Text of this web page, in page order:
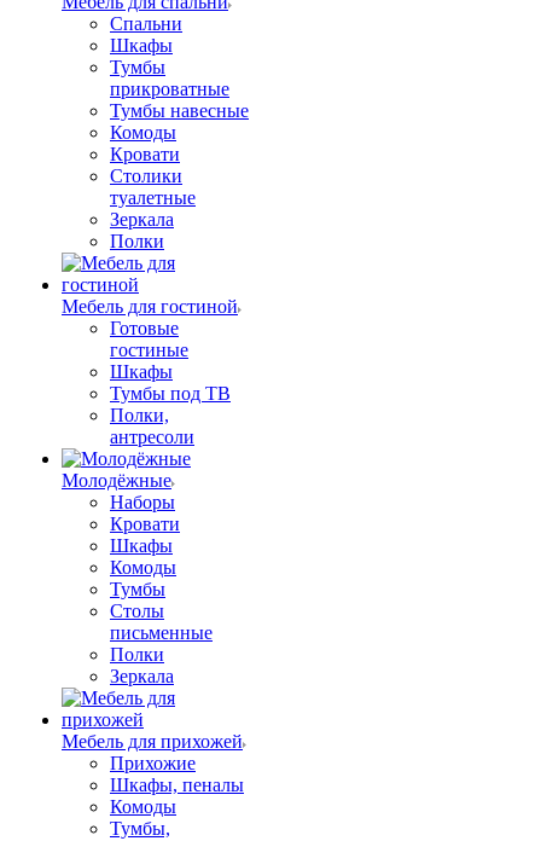
Спальни
Шкафы
Тумбы
прикроватные
Тумбы навесные
Комоды
Кровати
Столики
туалетные
Зеркала
Полки
Мебель для гостиной
Готовые
гостиные
Шкафы
Тумбы под ТВ
Полки,
антресоли
Молодёжные
Наборы
Кровати
Шкафы
Комоды
Тумбы
Столы
письменные
Полки
Зеркала
Мебель для прихожей
Прихожие
Шкафы, пеналы
Комоды
Тумбы,